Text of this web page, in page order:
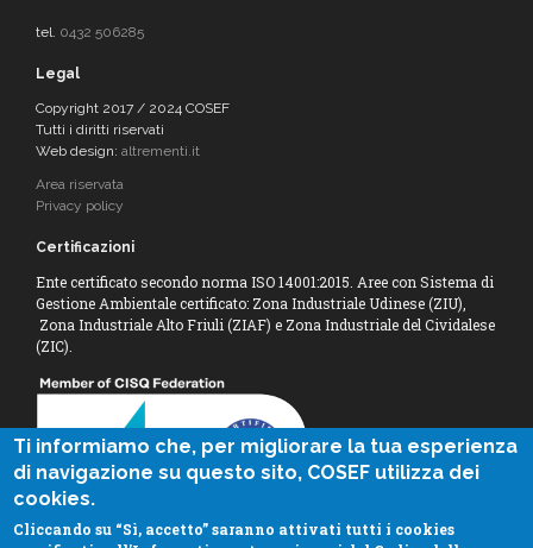
tel. 0432 506285
Legal
Copyright 2017 / 2024 COSEF
Tutti i diritti riservati
Web design: altrementi.it
Area riservata
Privacy policy
Certificazioni
Ente certificato secondo norma ISO 14001:2015. Aree con Sistema di
Gestione Ambientale certificato: Zona Industriale Udinese (ZIU),
Zona Industriale Alto Friuli (ZIAF) e Zona Industriale del Cividalese
(ZIC).
Ti informiamo che, per migliorare la tua esperienza
di navigazione su questo sito, COSEF utilizza dei
cookies.
Cliccando su “Sì, accetto” saranno attivati tutti i cookies